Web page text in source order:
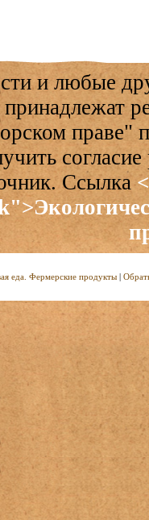
и любые
праве"
Ссылка
еда. Фермерские продукты |